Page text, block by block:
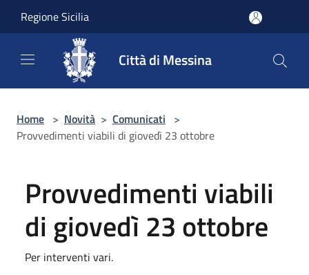
Regione Sicilia
Città di Messina
Home > Novità > Comunicati >
Provvedimenti viabili di giovedì 23 ottobre
Provvedimenti viabili
di giovedì 23 ottobre
Per interventi vari.